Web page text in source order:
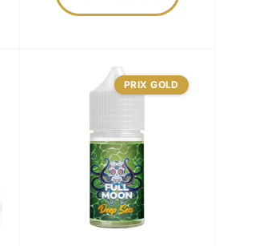
PRIX GOLD